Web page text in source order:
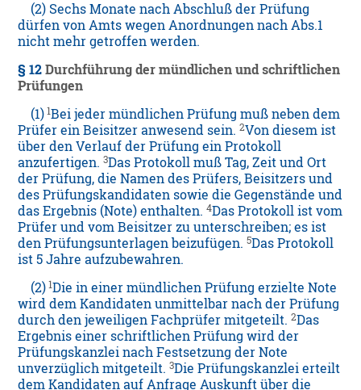
(2) Sechs Monate nach Abschluß der Prüfung
dürfen von Amts wegen Anordnungen nach Abs.1
nicht mehr getroffen werden.
§ 12 Durchführung der mündlichen und schriftlichen
Prüfungen
(1) 1Bei jeder mündlichen Prüfung muß neben dem
Prüfer ein Beisitzer anwesend sein.2Von diesem ist
über den Verlauf der Prüfung ein Protokoll
anzufertigen.3Das Protokoll muß Tag, Zeit und Ort
der Prüfung, die Namen des Prüfers, Beisitzers und
des Prüfungskandidaten sowie die Gegenstände und
das Ergebnis (Note) enthalten.4Das Protokoll ist vom
Prüfer und vom Beisitzer zu unterschreiben; es ist
den Prüfungsunterlagen beizufügen.5Das Protokoll
ist 5 Jahre aufzubewahren.
(2) 1Die in einer mündlichen Prüfung erzielte Note
wird dem Kandidaten unmittelbar nach der Prüfung
durch den jeweiligen Fachprüfer mitgeteilt.2Das
Ergebnis einer schriftlichen Prüfung wird der
Prüfungskanzlei nach Festsetzung der Note
unverzüglich mitgeteilt.3Die Prüfungskanzlei erteilt
dem Kandidaten auf Anfrage Auskunft über die